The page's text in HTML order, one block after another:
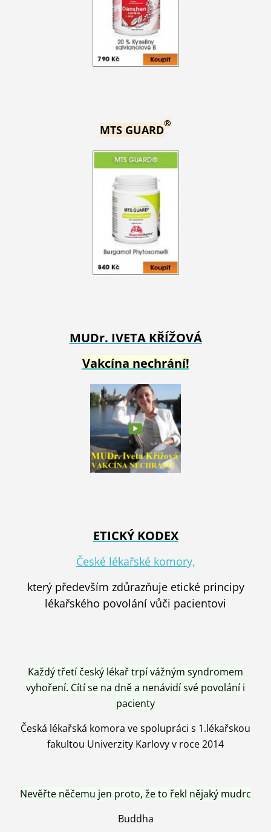
MTS GUARD®
MUDr. IVETA KŘÍŽOVÁ
Vakcína nechrání!
ETICKÝ KODEX
České lékařské komory,
který především zdůrazňuje etické principy
lékařského povolání vůči pacientovi
Každý třetí český lékař trpí vážným syndromem
vyhoření. Cítí se na dně a nenávidí své povolání i
pacienty
Česká lékařská komora ve spolupráci s 1.lékařskou
fakultou Univerzity Karlovy v roce 2014
Nevěřte něčemu jen proto, že to řekl nějaký mudrc
Buddha